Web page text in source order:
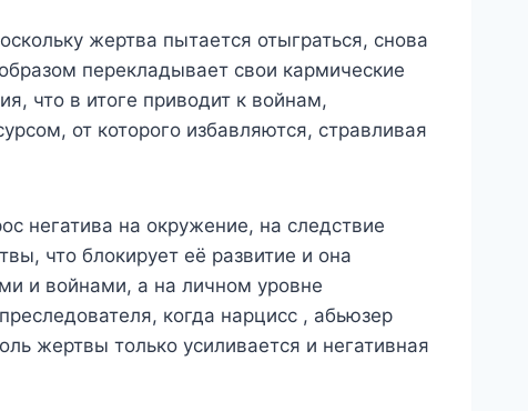
жертва пытается отыграться, снова
перекладывает свои кармические
что в итоге приводит к войнам,
от которого избавляются, стравливая
негатива на окружение, на следствие
что блокирует её развитие и она
и войнами, а на личном уровне
когда нарцисс , абьюзер
жертвы только усиливается и негативная